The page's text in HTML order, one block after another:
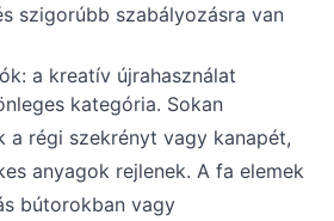
szigorúbb szabályozásra van
a kreatív újrahasználat
kategória. Sokan
a régi szekrényt vagy kanapét,
anyagok rejlenek. A fa elemek
bútorokban vagy